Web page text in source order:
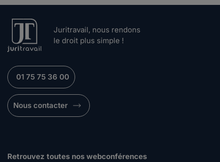
Juritravail, nous rendons
le droit plus simple !
01 75 75 36 00
Nous contacter
Retrouvez toutes nos webconférences